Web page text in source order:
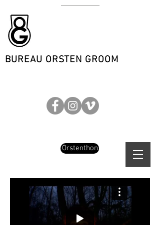
BUREAU ORSTEN GROOM
Orstenthon